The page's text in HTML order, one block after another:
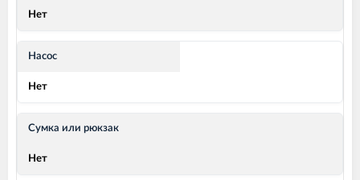
Нет
Насос
Нет
Сумка или рюкзак
Нет